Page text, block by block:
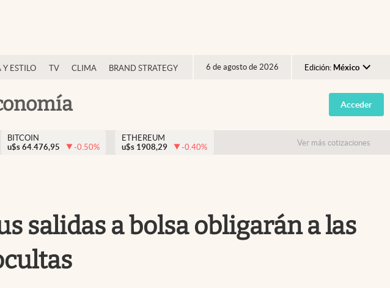
Y ESTILO TV CLIMA BRAND STRATEGY 6 de agosto de 2026 Edición: México
Argentina
España
USA
Acceder
BITCOIN
u$s 64.476,95 -0.50%
ETHEREUM
u$s 1908,29 -0.40% Ver más cotizaciones
salidas a bolsa obligarán a las